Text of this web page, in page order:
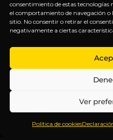
consentimiento de estas
el comportamiento de navegación o
sitio. No consentir o retirar el
negativamente a ciertas
Ver
Política de cookies
Inteligencia
Anticipándonos
EXPLORA
Inicio
Sobre
Contenido
Webinars